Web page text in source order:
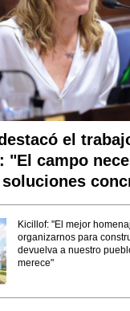
el
"El campo
Kicillof: "El mejor
organizarnos para
devuelva a nuestro
merece"